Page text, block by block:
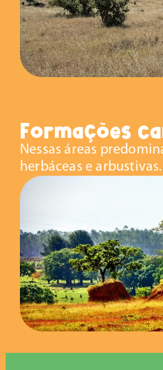
Formações
Nessas áreas
herbáceas e arbustivas.